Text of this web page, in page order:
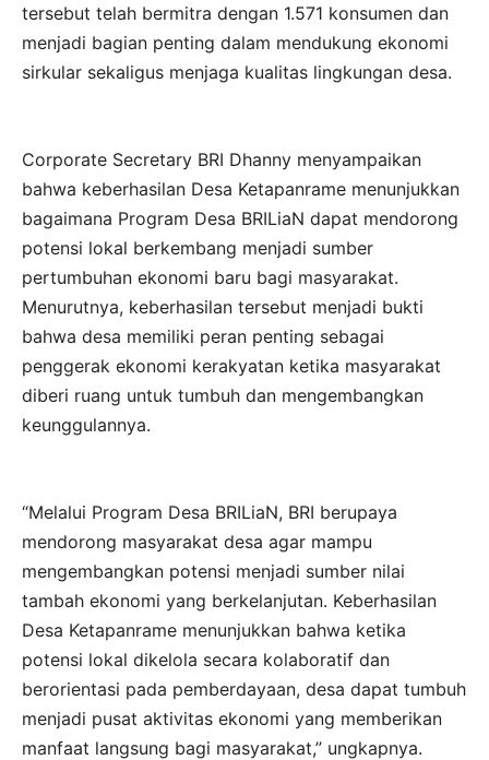
tersebut telah bermitra dengan 1.571 konsumen dan
menjadi bagian penting dalam mendukung ekonomi
sirkular sekaligus menjaga kualitas lingkungan desa.
Corporate Secretary BRI Dhanny menyampaikan
bahwa keberhasilan Desa Ketapanrame menunjukkan
bagaimana Program Desa BRILiaN dapat mendorong
potensi lokal berkembang menjadi sumber
pertumbuhan ekonomi baru bagi masyarakat.
Menurutnya, keberhasilan tersebut menjadi bukti
bahwa desa memiliki peran penting sebagai
penggerak ekonomi kerakyatan ketika masyarakat
diberi ruang untuk tumbuh dan mengembangkan
keunggulannya.
“Melalui Program Desa BRILiaN, BRI berupaya
mendorong masyarakat desa agar mampu
mengembangkan potensi menjadi sumber nilai
tambah ekonomi yang berkelanjutan. Keberhasilan
Desa Ketapanrame menunjukkan bahwa ketika
potensi lokal dikelola secara kolaboratif dan
berorientasi pada pemberdayaan, desa dapat tumbuh
menjadi pusat aktivitas ekonomi yang memberikan
manfaat langsung bagi masyarakat,” ungkapnya.